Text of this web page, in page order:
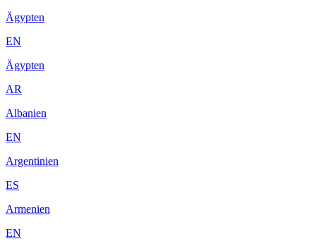
Ägypten
EN
Ägypten
AR
Albanien
EN
Argentinien
ES
Armenien
EN